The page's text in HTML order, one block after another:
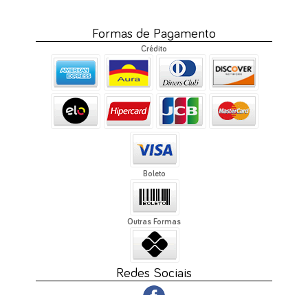
Formas de Pagamento
Crédito
Boleto
Outras Formas
Redes Sociais